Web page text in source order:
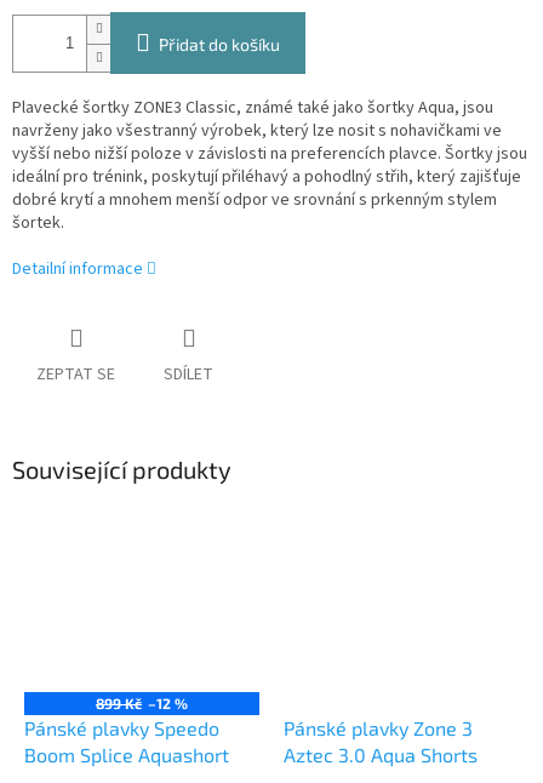
Přidat do košíku
Plavecké šortky ZONE3 Classic, známé také jako šortky Aqua, jsou
navrženy jako všestranný výrobek, který lze nosit s nohavičkami ve
vyšší nebo nižší poloze v závislosti na preferencích plavce. Šortky jsou
ideální pro trénink, poskytují přiléhavý a pohodlný střih, který zajišťuje
dobré krytí a mnohem menší odpor ve srovnání s prkenným stylem
šortek.
Detailní informace
ZEPTAT SE SDÍLET
Související produkty
899 Kč –12 %
Pánské plavky Speedo
Boom Splice Aquashort
Pánské plavky Zone 3
Aztec 3.0 Aqua Shorts